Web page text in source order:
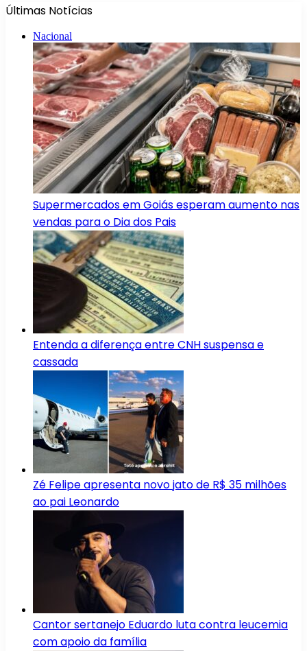
Últimas Notícias
Nacional
Supermercados em Goiás esperam aumento nas
vendas para o Dia dos Pais
Entenda a diferença entre CNH suspensa e
cassada
Zé Felipe apresenta novo jato de R$ 35 milhões
ao pai Leonardo
Cantor sertanejo Eduardo luta contra leucemia
com apoio da família